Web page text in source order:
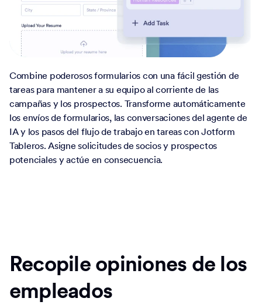
Combine poderosos formularios con una fácil gestión de
tareas para mantener a su equipo al corriente de las
campañas y los prospectos. Transforme automáticamente
los envíos de formularios, las conversaciones del agente de
IA y los pasos del flujo de trabajo en tareas con Jotform
Tableros. Asigne solicitudes de socios y prospectos
potenciales y actúe en consecuencia.
Recopile opiniones de los
empleados